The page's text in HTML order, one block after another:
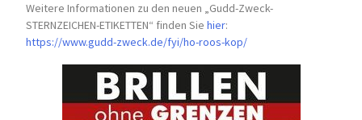
Weitere Informationen zu den neuen „Gudd-Zweck-
STERNZEICHEN-ETIKETTEN“ finden Siehier:
https://www.gudd-zweck.de/fyi/ho-roos-kop/